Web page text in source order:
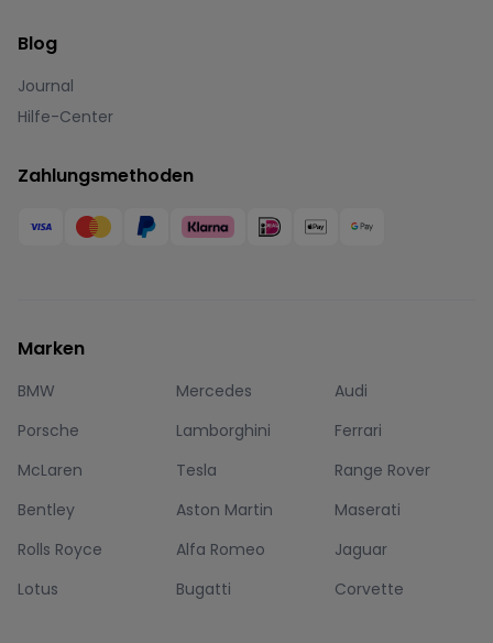
Blog
Journal
Hilfe-Center
Zahlungsmethoden
Marken
BMW Mercedes
Audi
Porsche
Lamborghini
Ferrari
McLaren
Tesla
Range Rover
Bentley
Aston Martin
Maserati
Rolls Royce
Alfa Romeo
Jaguar
Lotus
Bugatti Corvette